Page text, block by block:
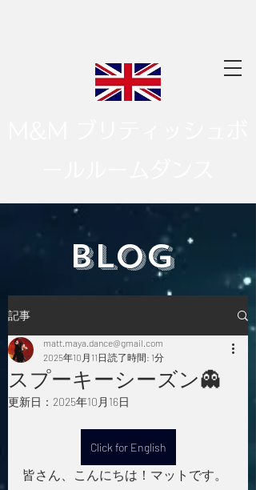
​BLOG
記事
スプーキーシーズン👻
matt.maya.dance@gmail.com
2025年10月11日 読了時間: 1分
更新日： 2025年10月16日
Click for English
皆さん、こんにちは！マットです。